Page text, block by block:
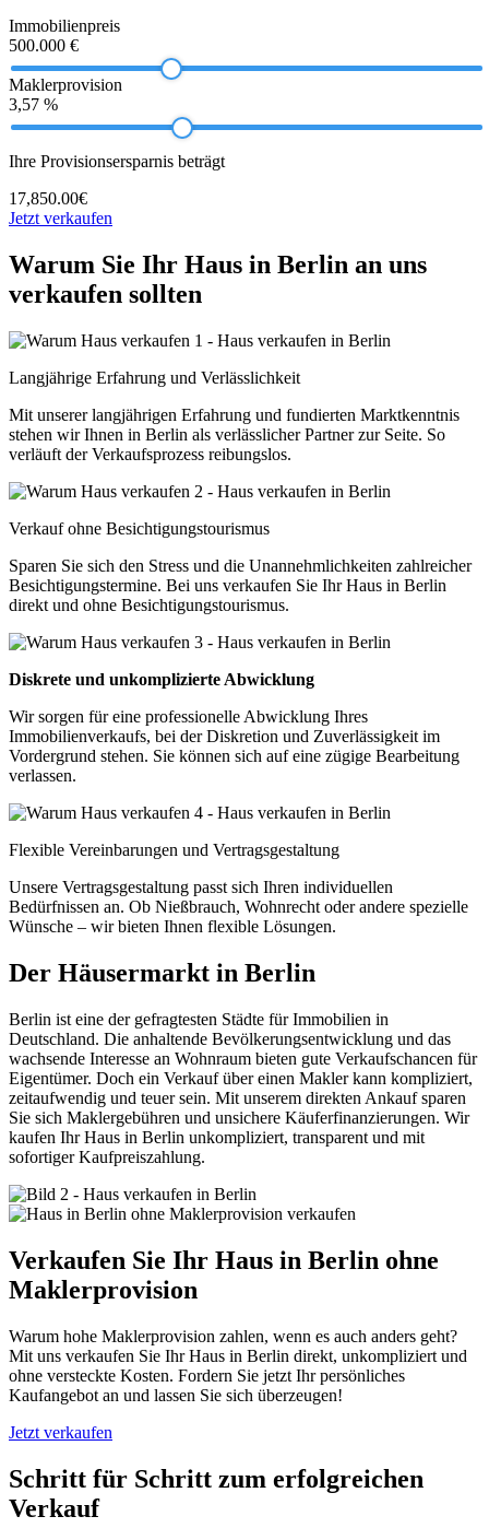
Immobilienpreis
500.000 €
Maklerprovision
3,57 %
Ihre Provisionsersparnis beträgt
17,850.00€
Jetzt verkaufen
Warum Sie Ihr Haus in Berlin an uns
verkaufen sollten
Langjährige Erfahrung und Verlässlichkeit
Mit unserer langjährigen Erfahrung und fundierten Marktkenntnis
stehen wir Ihnen in Berlin als verlässlicher Partner zur Seite. So
verläuft der Verkaufsprozess reibungslos.
Verkauf ohne Besichtigungstourismus
Sparen Sie sich den Stress und die Unannehmlichkeiten zahlreicher
Besichtigungstermine. Bei uns verkaufen Sie Ihr Haus in Berlin
direkt und ohne Besichtigungstourismus.
Diskrete und unkomplizierte Abwicklung
Wir sorgen für eine professionelle Abwicklung Ihres
Immobilienverkaufs, bei der Diskretion und Zuverlässigkeit im
Vordergrund stehen. Sie können sich auf eine zügige Bearbeitung
verlassen.
Flexible Vereinbarungen und Vertragsgestaltung
Unsere Vertragsgestaltung passt sich Ihren individuellen
Bedürfnissen an. Ob Nießbrauch, Wohnrecht oder andere spezielle
Wünsche – wir bieten Ihnen flexible Lösungen.
Der Häusermarkt in Berlin
Berlin ist eine der gefragtesten Städte für Immobilien in
Deutschland. Die anhaltende Bevölkerungsentwicklung und das
wachsende Interesse an Wohnraum bieten gute Verkaufschancen für
Eigentümer. Doch ein Verkauf über einen Makler kann kompliziert,
zeitaufwendig und teuer sein. Mit unserem direkten Ankauf sparen
Sie sich Maklergebühren und unsichere Käuferfinanzierungen. Wir
kaufen Ihr Haus in Berlin unkompliziert, transparent und mit
sofortiger Kaufpreiszahlung.
Verkaufen Sie Ihr Haus in Berlin ohne
Maklerprovision
Warum hohe Maklerprovision zahlen, wenn es auch anders geht?
Mit uns verkaufen Sie Ihr Haus in Berlin direkt, unkompliziert und
ohne versteckte Kosten. Fordern Sie jetzt Ihr persönliches
Kaufangebot an und lassen Sie sich überzeugen!
Jetzt verkaufen
Schritt für Schritt zum erfolgreichen
Verkauf